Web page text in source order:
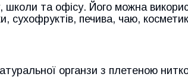
та офісу. Його можна
сухофруктів, печива, чаю,
органзи з плетеною